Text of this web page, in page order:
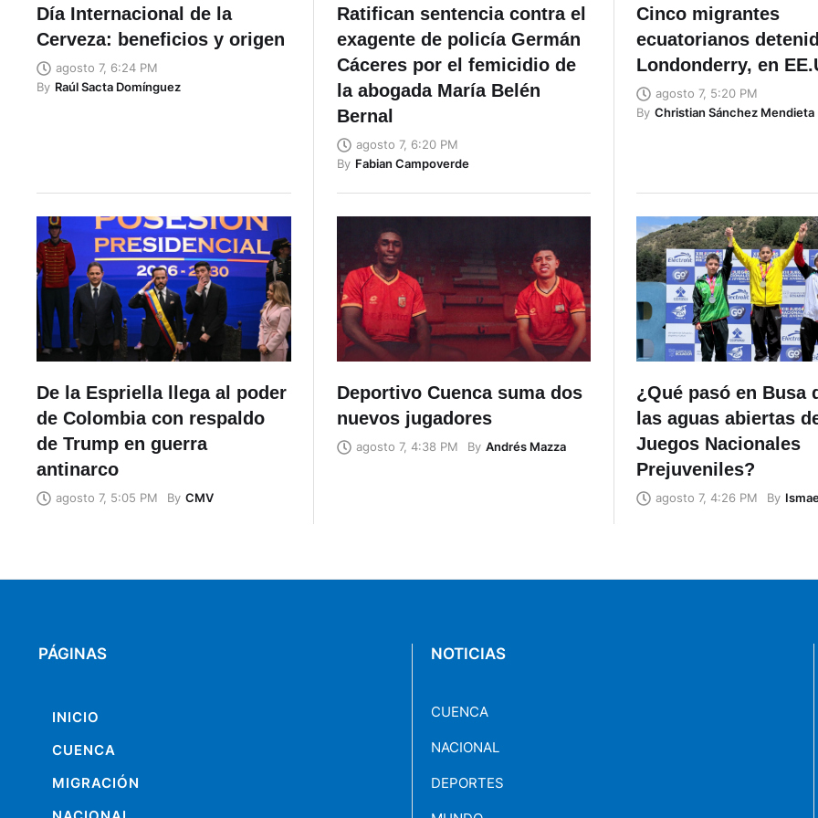
Día Internacional de la
Cerveza: beneficios y origen
agosto 7, 6:24 PM
By Raúl Sacta Domínguez
Ratifican sentencia contra el
exagente de policía Germán
Cáceres por el femicidio de
la abogada María Belén
Bernal
agosto 7, 6:20 PM
By Fabian Campoverde
Cinco migrantes
ecuatorianos
Londonderry, en
agosto 7, 5:20 PM
By Christian Sánchez Mendieta
De la Espriella llega al poder
de Colombia con respaldo
de Trump en guerra
antinarco
agosto 7, 5:05 PM By CMV
Deportivo Cuenca suma dos
nuevos jugadores
agosto 7, 4:38 PM By Andrés Mazza
¿Qué pasó en Busa
las aguas abiertas
Juegos Nacionales
Prejuveniles?
agosto 7, 4:26 PM By
PÁGINAS
INICIO
CUENCA
MIGRACIÓN
NOTICIAS
CUENCA
NACIONAL
DEPORTES